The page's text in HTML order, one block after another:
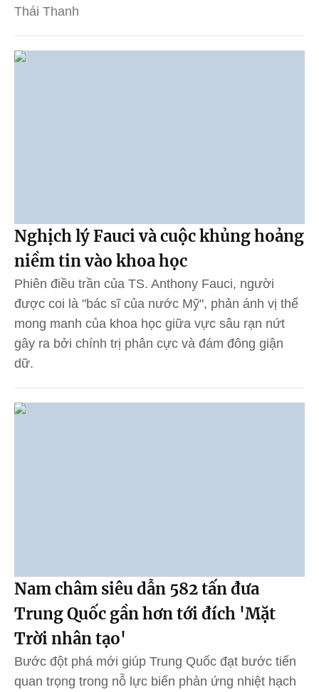
Thái Thanh
Nghịch lý Fauci và cuộc khủng hoảng
niềm tin vào khoa học
Phiên điều trần của TS. Anthony Fauci, người
được coi là "bác sĩ của nước Mỹ", phản ánh vị thế
mong manh của khoa học giữa vực sâu rạn nứt
gây ra bởi chính trị phân cực và đám đông giận
dữ.
Nam châm siêu dẫn 582 tấn đưa
Trung Quốc gần hơn tới đích 'Mặt
Trời nhân tạo'
Bước đột phá mới giúp Trung Quốc đạt bước tiến
quan trọng trong nỗ lực biến phản ứng nhiệt hạch